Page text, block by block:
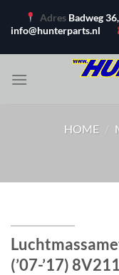
naar
Adres Badweg
info@hunterparts.nl
HOME /
(’07-’17)